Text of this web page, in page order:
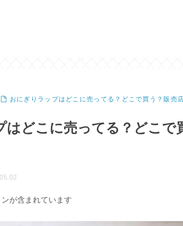
おにぎりラップはどこに売ってる？どこで買う？販売
はどこに売ってる？どこで
が含まれています